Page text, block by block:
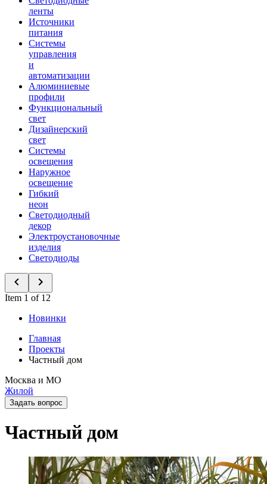
ленты
Источники
питания
Системы
управления
и
автоматизации
Алюминиевые
профили
Функциональный
свет
Дизайнерский
свет
Системы
освещения
Наружное
освещение
Гибкий
неон
Светодиодный
декор
Электроустановочные
изделия
Светодиоды
Item 1 of 12
Новинки
Главная
Проекты
Частный дом
Москва и МО
Жилой
Задать вопрос
Частный дом